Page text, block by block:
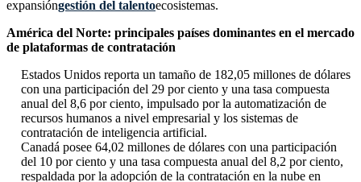
expansióngestión del talentoecosistemas.
América del Norte: principales países dominantes en el mercado
de plataformas de contratación
Estados Unidos reporta un tamaño de 182,05 millones de dólares
con una participación del 29 por ciento y una tasa compuesta
anual del 8,6 por ciento, impulsado por la automatización de
recursos humanos a nivel empresarial y los sistemas de
contratación de inteligencia artificial.
Canadá posee 64,02 millones de dólares con una participación
del 10 por ciento y una tasa compuesta anual del 8,2 por ciento,
respaldada por la adopción de la contratación en la nube en